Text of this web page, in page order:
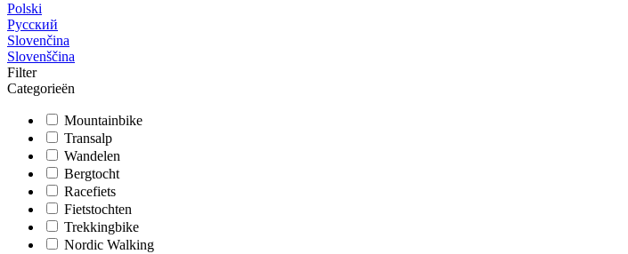
Polski
Русский
Slovenčina
Slovenščina
Filter
Categorieën
Mountainbike
Transalp
Wandelen
Bergtocht
Racefiets
Fietstochten
Trekkingbike
Nordic Walking